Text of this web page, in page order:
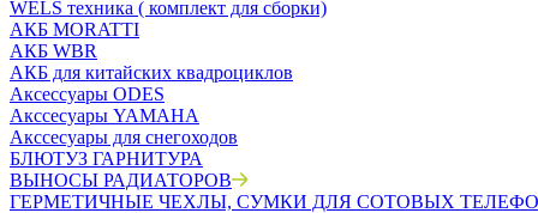
WELS техника ( комплект для сборки)
АКБ MORATTI
АКБ WBR
АКБ для китайских квадроциклов
Аксессуары ODES
Акссесуары YAMAHA
Акссесуары для снегоходов
БЛЮТУЗ ГАРНИТУРА
ВЫНОСЫ РАДИАТОРОВ
ГЕРМЕТИЧНЫЕ ЧЕХЛЫ, СУМКИ ДЛЯ СОТОВЫХ